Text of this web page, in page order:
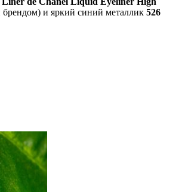
брендом) и яркий синий металлик 526